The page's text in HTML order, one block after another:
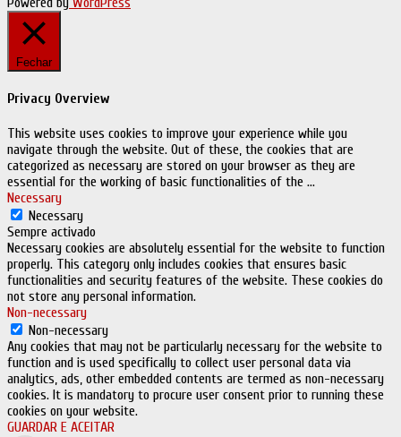
Fechar
Privacy Overview
This website uses cookies to improve your experience while you
navigate through the website. Out of these, the cookies that are
categorized as necessary are stored on your browser as they are
essential for the working of basic functionalities of the ...
Necessary
Necessary
Sempre activado
Necessary cookies are absolutely essential for the website to function
properly. This category only includes cookies that ensures basic
functionalities and security features of the website. These cookies do
not store any personal information.
Non-necessary
Non-necessary
Any cookies that may not be particularly necessary for the website to
function and is used specifically to collect user personal data via
analytics, ads, other embedded contents are termed as non-necessary
cookies. It is mandatory to procure user consent prior to running these
cookies on your website.
GUARDAR E ACEITAR